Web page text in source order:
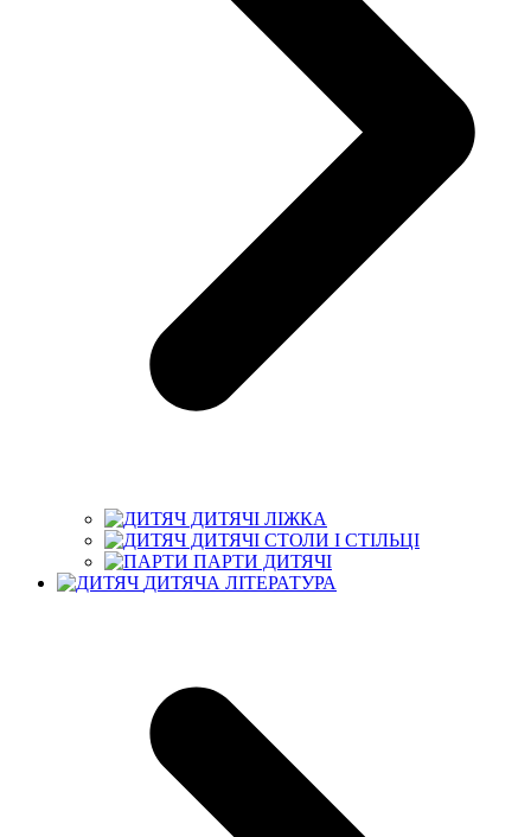
ДИТЯЧІ ЛІЖКА
ДИТЯЧІ СТОЛИ І СТІЛЬЦІ
ПАРТИ ДИТЯЧІ
ДИТЯЧА ЛІТЕРАТУРА